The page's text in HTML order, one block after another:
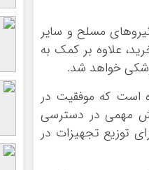
مسلح و سایر
علاوه بر کمک به
خواهد شد.
است که موفقیت در
مهمی در دسترسی
توزیع تجهیزات در